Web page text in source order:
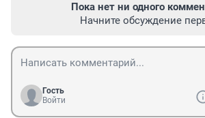
Пока нет ни одного
Начните обсуждение
Гость
Войти